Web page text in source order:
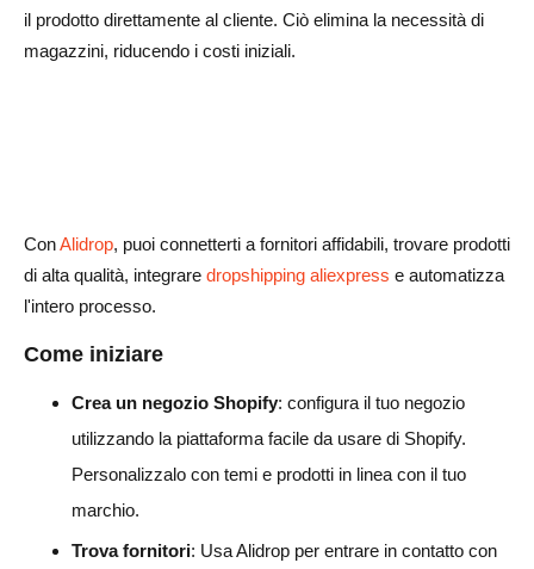
il prodotto direttamente al cliente. Ciò elimina la necessità di
magazzini, riducendo i costi iniziali.
ConAlidrop, puoi connetterti a fornitori affidabili, trovare prodotti
di alta qualità, integrare dropshipping aliexpress e automatizza
l'intero processo.
Come iniziare
Crea un negozio Shopify: configura il tuo negozio
utilizzando la piattaforma facile da usare di Shopify.
Personalizzalo con temi e prodotti in linea con il tuo
marchio.
Trova fornitori: Usa Alidrop per entrare in contatto con